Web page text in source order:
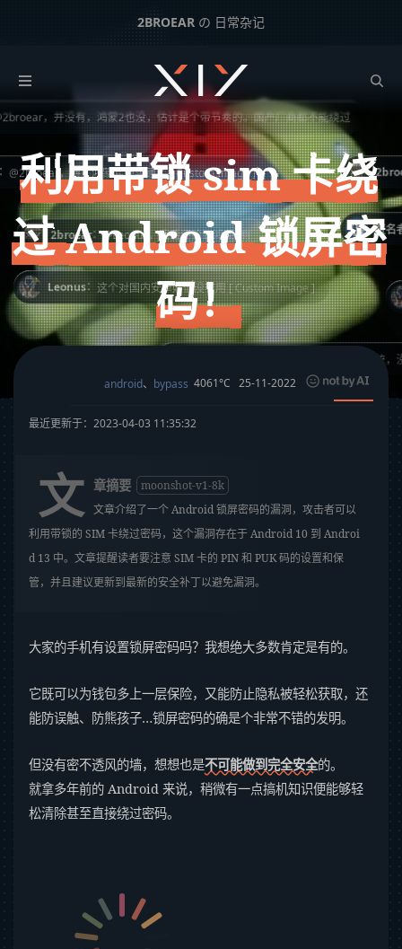
2BROEAR の 日常杂记
利用带锁 sim 卡绕过 Android 锁屏密码！
下一篇：迁移 valine 评论数据至 wordpress 数据库
利用带锁 sim 卡绕
过 Android 锁屏密
码！
，并没有，鸿蒙2也没，估计是个带节奏的。国产厂商都不能绕过
，得，鸿蒙套壳实锤了 [ Custom Image ]
2broear：@Leonus，我看评论说鸿蒙3有
Leonus：这个对国内安卓好像没有用 [ Custom Image ]
@小N同学，我有个鸿蒙2系统，没
匿名者：
2broear
android、 bypass 4061°C 25-11-2022
最近更新于：2023-04-03 11:35:32
文 章摘要
moonshot-v1-8k
文章介绍了一个 Android 锁屏密码的漏洞，攻击者可以
利用带锁的 SIM 卡绕过密码，这个漏洞存在于 Android 10 到 Androi
d 13 中。文章提醒读者要注意 SIM 卡的 PIN 和 PUK 码的设置和保
管，并且建议更新到最新的安全补丁以避免漏洞。
大家的手机有设置锁屏密码吗？我想绝大多数肯定是有的。
它既可以为钱包多上一层保险，又能防止隐私被轻松获取，还
能防误触、防熊孩子…锁屏密码的确是个非常不错的发明。
但没有密不透风的墙，想想也是不可能做到完全安全的。
就拿多年前的 Android 来说，稍微有一点搞机知识便能够轻
松清除甚至直接绕过密码。